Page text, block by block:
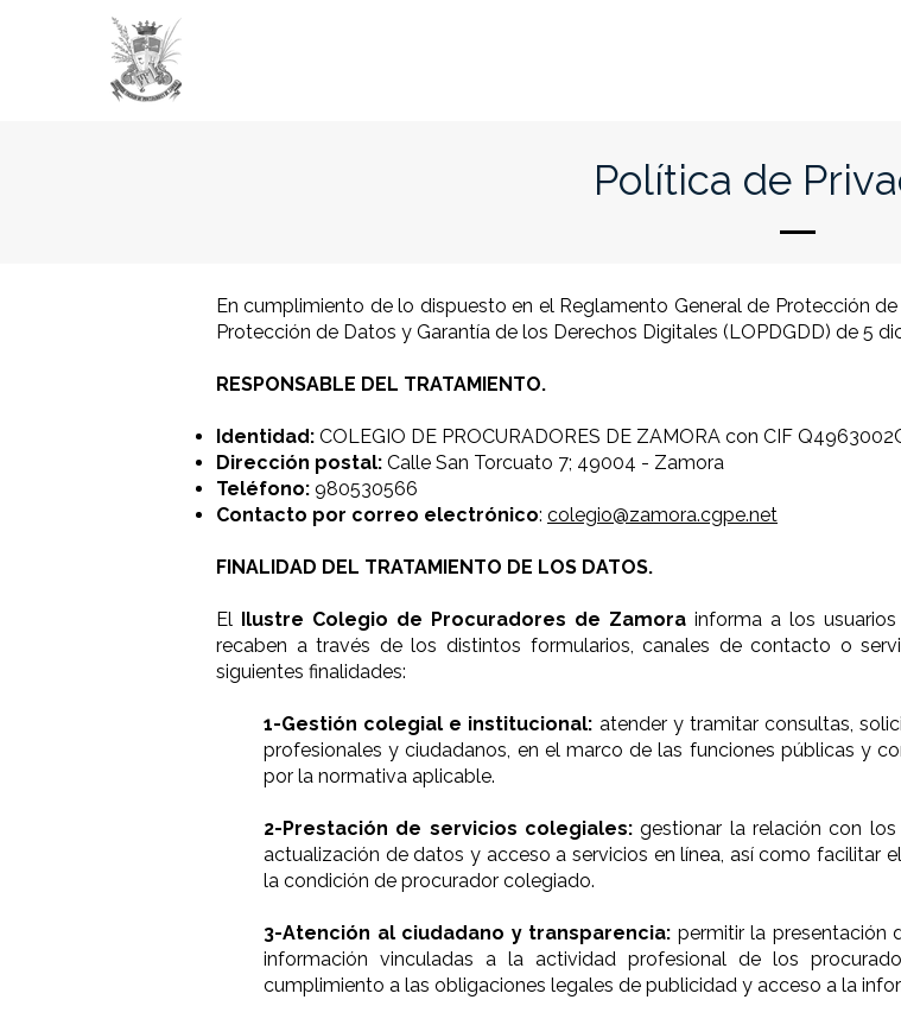
Política de
En cumplimiento de lo dispuesto en el Reglamento General de Protección
Protección de Datos y Garantía de los Derechos Digitales (LOPDGDD) de 5
RESPONSABLE DEL TRATAMIENTO.
Identidad: COLEGIO DE PROCURADORES DE ZAMORA con CIF
Dirección postal: Calle San Torcuato 7; 49004 - Zamora
Teléfono: 980530566
Contacto por correo electrónico: colegio@zamora.cgpe.net
FINALIDAD DEL TRATAMIENTO DE LOS DATOS.
El Ilustre Colegio de Procuradores de Zamora informa a los
recaben a través de los distintos formularios, canales de contacto o
siguientes finalidades:
1-Gestión colegial e institucional: atender y tramitar consultas,
profesionales y ciudadanos, en el marco de las funciones públicas y
por la normativa aplicable.
2-Prestación de servicios colegiales: gestionar la relación con
actualización de datos y acceso a servicios en línea, así como facilitar
la condición de procurador colegiado.
3-Atención al ciudadano y transparencia: permitir la presentación
información vinculadas a la actividad profesional de los
cumplimiento a las obligaciones legales de publicidad y acceso a la